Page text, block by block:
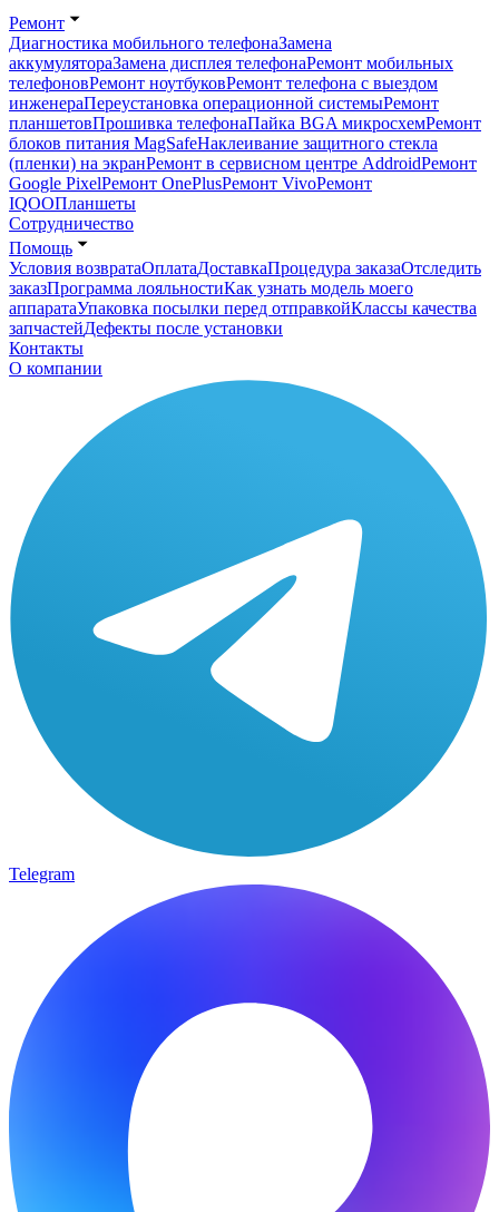
Ремонт
Диагностика мобильного телефонаЗамена
аккумулятораЗамена дисплея телефонаРемонт мобильных
телефоновРемонт ноутбуковРемонт телефона с выездом
инженераПереустановка операционной системыРемонт
планшетовПрошивка телефонаПайка BGA микросхемРемонт
блоков питания MagSafeНаклеивание защитного стекла
(пленки) на экранРемонт в сервисном центре AddroidРемонт
Google PixelРемонт OnePlusРемонт VivoРемонт
IQOOПланшеты
Сотрудничество
Помощь
Условия возвратаОплатаДоставкаПроцедура заказаОтследить
заказПрограмма лояльностиКак узнать модель моего
аппаратаУпаковка посылки перед отправкойКлассы качества
запчастейДефекты после установки
Контакты
О компании
Telegram